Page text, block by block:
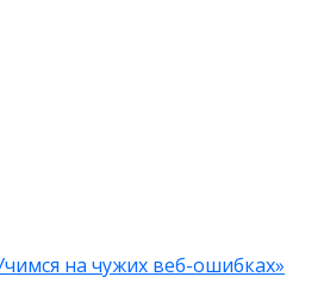
на чужих веб-ошибках»